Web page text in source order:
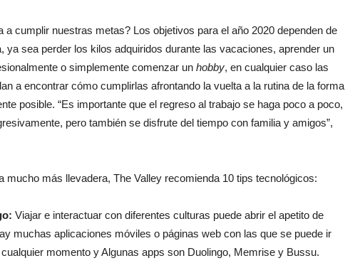
a cumplir nuestras metas? Los objetivos para el año 2020 dependen de
ya sea perder los kilos adquiridos durante las vacaciones, aprender un
o simplemente comenzar un hobby, en cualquier caso las
a encontrar cómo cumplirlas afrontando la vuelta a la rutina de la forma
posible. “Es importante que el regreso al trabajo se haga poco a poco,
pero también se disfrute del tiempo con familia y amigos”,
mucho más llevadera, The Valley recomienda 10 tips tecnológicos:
Viajar e interactuar con diferentes culturas puede abrir el apetito de
muchas aplicaciones móviles o páginas web con las que se puede ir
momento y Algunas apps son Duolingo, Memrise y Bussu.